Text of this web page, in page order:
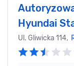
Hyundai
Ul. Gliwicka 114,